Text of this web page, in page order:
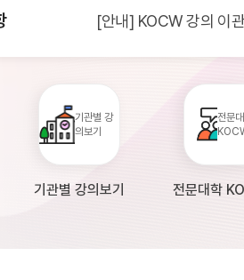
[안내] KOCW 강의 이
[안내] 2026년 대학정
기관별 강
의보기
기관별 강의보기
전문
전문대학